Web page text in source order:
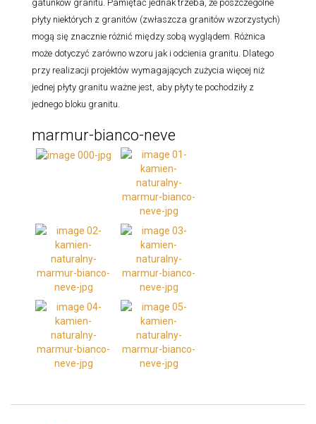
gatunków granitu. Pamiętać jednak trzeba, że poszczególne
płyty niektórych z granitów (zwłaszcza granitów wzorzystych)
mogą się znacznie różnić między sobą wyglądem. Różnica
może dotyczyć zarówno wzoru jak i odcienia granitu. Dlatego
przy realizacji projektów wymagających zużycia więcej niż
jednej płyty granitu ważne jest, aby płyty te pochodziły z
jednego bloku granitu.
marmur-bianco-neve